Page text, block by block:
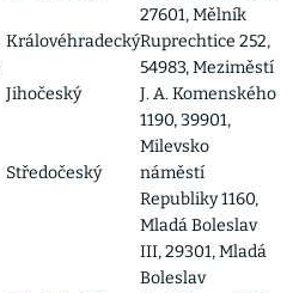
27601, Mělník
KrálovéhradeckýRuprechtice 252,
54983, Meziměstí
Jihočeský
J. A. Komenského
1190, 39901,
Milevsko
Středočeský
náměstí
Republiky 1160,
Mladá Boleslav
III, 29301, Mladá
Boleslav